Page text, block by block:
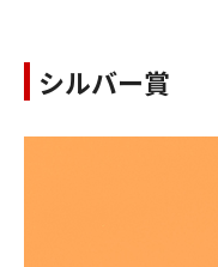
シルバー賞